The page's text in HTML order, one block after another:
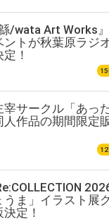
緜/wata Art Works
ントが秋葉原ラジ
！
宰サークル「あっ
人作品の期間限定
うま」イラスト展
定！